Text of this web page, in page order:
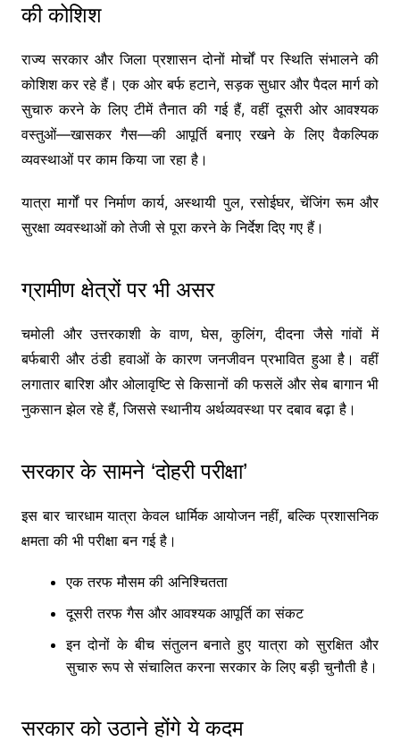
की कोशिश
राज्य सरकार और जिला प्रशासन दोनों मोर्चों पर स्थिति संभालने की
कोशिश कर रहे हैं। एक ओर बर्फ हटाने, सड़क सुधार और पैदल मार्ग को
सुचारु करने के लिए टीमें तैनात की गई हैं, वहीं दूसरी ओर आवश्यक
वस्तुओं—खासकर गैस—की आपूर्ति बनाए रखने के लिए वैकल्पिक
व्यवस्थाओं पर काम किया जा रहा है।
यात्रा मार्गों पर निर्माण कार्य, अस्थायी पुल, रसोईघर, चेंजिंग रूम और
सुरक्षा व्यवस्थाओं को तेजी से पूरा करने के निर्देश दिए गए हैं।
ग्रामीण क्षेत्रों पर भी असर
चमोली और उत्तरकाशी के वाण, घेस, कुलिंग, दीदना जैसे गांवों में
बर्फबारी और ठंडी हवाओं के कारण जनजीवन प्रभावित हुआ है। वहीं
लगातार बारिश और ओलावृष्टि से किसानों की फसलें और सेब बागान भी
नुकसान झेल रहे हैं, जिससे स्थानीय अर्थव्यवस्था पर दबाव बढ़ा है।
सरकार के सामने ‘दोहरी परीक्षा’
इस बार चारधाम यात्रा केवल धार्मिक आयोजन नहीं, बल्कि प्रशासनिक
क्षमता की भी परीक्षा बन गई है।
एक तरफ मौसम की अनिश्चितता
दूसरी तरफ गैस और आवश्यक आपूर्ति का संकट
इन दोनों के बीच संतुलन बनाते हुए यात्रा को सुरक्षित और
सुचारु रूप से संचालित करना सरकार के लिए बड़ी चुनौती है।
सरकार को उठाने होंगे ये कदम